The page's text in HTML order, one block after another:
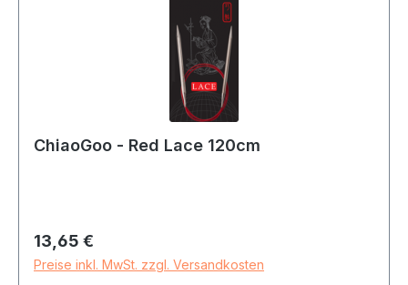
ChiaoGoo - Red Lace 120cm
Regulärer Preis:
13,65 €
Preise inkl. MwSt. zzgl. Versandkosten